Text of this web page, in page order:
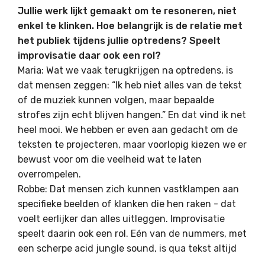
Jullie werk lijkt gemaakt om te resoneren, niet
enkel te klinken. Hoe belangrijk is de relatie met
het publiek tijdens jullie optredens? Speelt
improvisatie daar ook een rol?
Maria: Wat we vaak terugkrijgen na optredens, is
dat mensen zeggen: “Ik heb niet alles van de tekst
of de muziek kunnen volgen, maar bepaalde
strofes zijn echt blijven hangen.” En dat vind ik net
heel mooi. We hebben er even aan gedacht om de
teksten te projecteren, maar voorlopig kiezen we er
bewust voor om die veelheid wat te laten
overrompelen.
Robbe: Dat mensen zich kunnen vastklampen aan
specifieke beelden of klanken die hen raken - dat
voelt eerlijker dan alles uitleggen. Improvisatie
speelt daarin ook een rol. Eén van de nummers, met
een scherpe acid jungle sound, is qua tekst altijd